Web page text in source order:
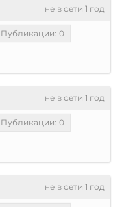
не в сети 1 год
Публикации: 0
не в сети 1 год
Публикации: 0
не в сети 1 год